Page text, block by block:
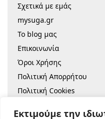
Εκτιμούμε την
Σχετικά με εμάς
mysuga.gr
Το blog μας
Επικοινωνία
Όροι Χρήσης
Πολιτική Απορρήτου
Πολιτική Cookies